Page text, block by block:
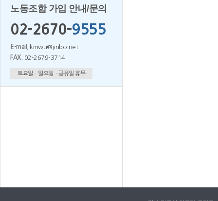
노동조합 가입 안내/문의
02-2670-9555
E-mail.
kmwu@jinbo.net
FAX.
02-2679-3714
토요일ㆍ일요일ㆍ공유일 휴무